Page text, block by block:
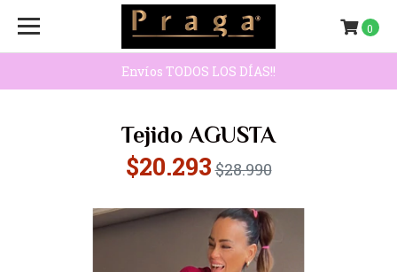
Envíos TODOS LOS DÍAS!!
0
Tejido AGUSTA
$20.293$28.990